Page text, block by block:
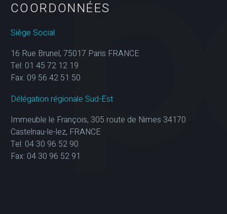
COORDONNÉES
Siège Social
16 Rue Brunel, 75017 Paris FRANCE
Tel: 01 45 72 12 19
Fax: 09 56 42 51 50
Délégation régionale Sud-Est
Immeuble le François, 305 route de Nimes 34170
Castelnau-le-lez, FRANCE
Tel: 04 30 96 52 90
Fax: 04 30 96 52 91